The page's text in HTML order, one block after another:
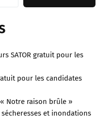
SATOR gratuit pour les
pour les candidates
Notre raison brûle »
sécheresses et inondations